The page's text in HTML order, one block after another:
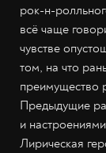
рок-н-
всё чаще
чувстве
том, на что
преимущество
Предыдущие
и
Лирическая